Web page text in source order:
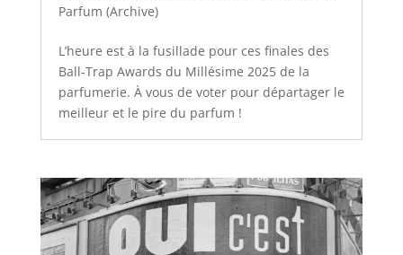
Parfum (Archive)
L’heure est à la fusillade pour ces finales des
Ball-Trap Awards du Millésime 2025 de la
parfumerie. À vous de voter pour départager le
meilleur et le pire du parfum !